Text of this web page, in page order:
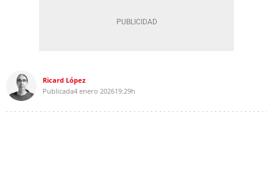
Ricard López
Publicada4 enero 202619:29h